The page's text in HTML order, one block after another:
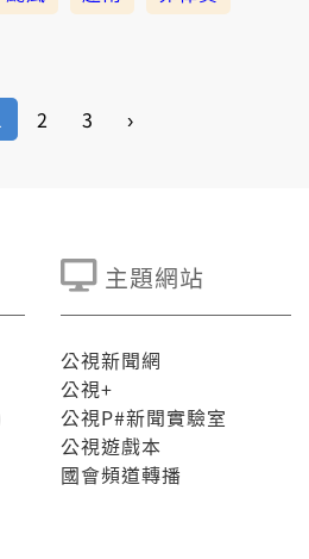
2 3 ›
主題網站
公視新聞網
公視+
公視P#新聞實驗室
公視遊戲本
國會頻道轉播